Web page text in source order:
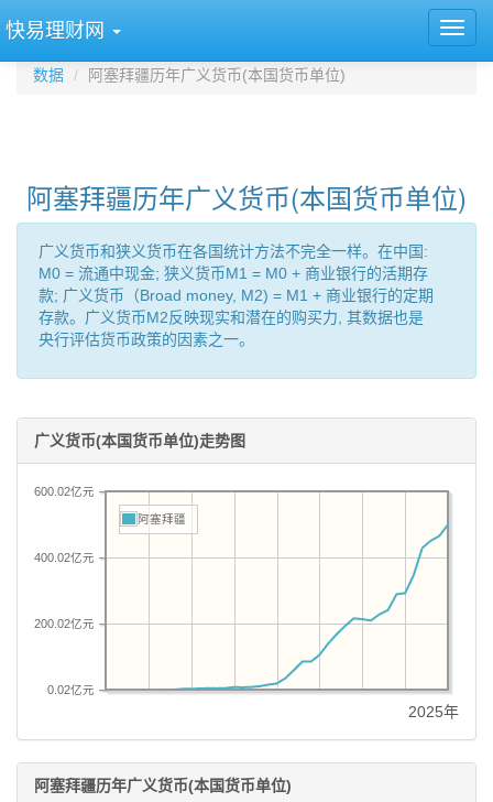
快易理财网
数据 阿塞拜疆历年广义货币(本国货币单位)
阿塞拜疆历年广义货币(本国货币单位)
广义货币和狭义货币在各国统计方法不完全一样。在中国:
M0 = 流通中现金; 狭义货币M1 = M0 + 商业银行的活期存
款; 广义货币（Broad money, M2) = M1 + 商业银行的定期
存款。广义货币M2反映现实和潜在的购买力, 其数据也是
央行评估货币政策的因素之一。
广义货币(本国货币单位)走势图
0.02亿元
200.02亿元
400.02亿元
600.02亿元
阿塞拜疆
2025年
阿塞拜疆历年广义货币(本国货币单位)